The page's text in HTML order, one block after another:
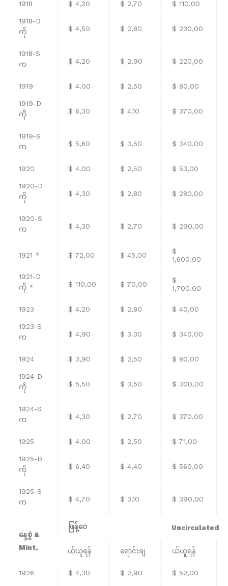
1918 $ 4,20 $ 2,70 $ 110,00
1918-D
ကို
$ 4,50 $ 2,80 $ 230,00
1918-S
က
$ 4,20 $ 2,90 $ 220,00
1919 $ 4.00 $ 2,50 $ 80,00
1919-D
ကို
$ 6,30 $ 4.10 $ 370,00
1919-S
က
$ 5,60 $ 3,50 $ 340,00
1920 $ 4.00 $ 2,50 $ 53,00
1920-D
ကို
$ 4,30 $ 2,80 $ 280,00
1920-S
က
$ 4,30 $ 2,70 $ 290,00
1921 * $ 72,00 $ 45,00
$
1,600.00
1921-D
ကို *
$ 110,00 $ 70,00
$
1,700.00
1923 $ 4,20 $ 2,80 $ 40,00
1923-S
က
$ 4,90 $ 3.30 $ 340,00
1924 $ 3,90 $ 2,50 $ 80,00
1924-D
ကို
$ 5,50 $ 3,50 $ 300,00
1924-S
က
$ 4,30 $ 2,70 $ 370,00
1925 $ 4.00 $ 2,50 $ 71,00
1925-D
ကို
$ 6,40 $ 4,40 $ 560,00
1925-S
က
$ 4,70 $ 3,10 $ 390,00
နေ့စွဲ &
Mint,
ဖြန့်ဝေ Uncirculated
ယ်ယူရန် ရောင်းချ ယ်ယူရန်
1926 $ 4,30 $ 2,90 $ 52,00